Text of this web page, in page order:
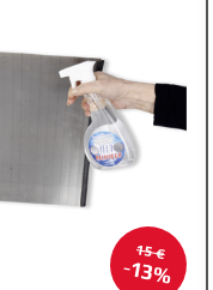
15 €
13%